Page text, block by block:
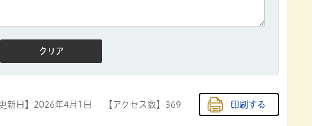
新日】 2026年4月1日 【アクセス数】 369 印刷する